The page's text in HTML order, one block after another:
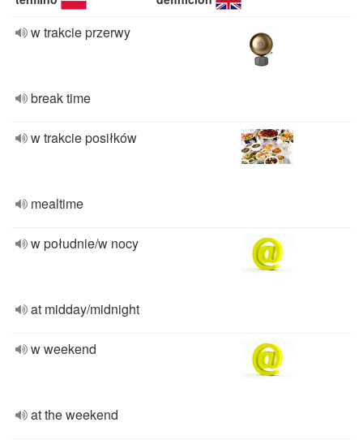
w trakcie przerwy
break time
w trakcie posiłków
mealtime
w południe/w nocy
at midday/midnight
w weekend
at the weekend